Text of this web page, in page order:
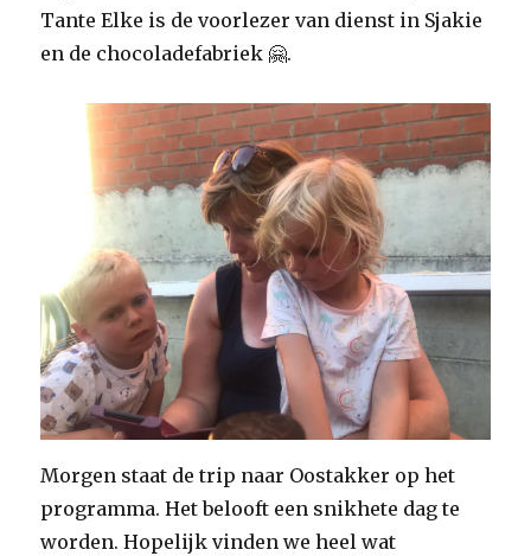
Tante Elke is de voorlezer van dienst in Sjakie
en de chocoladefabriek 🤗.
Morgen staat de trip naar Oostakker op het
programma. Het belooft een snikhete dag te
worden. Hopelijk vinden we heel wat